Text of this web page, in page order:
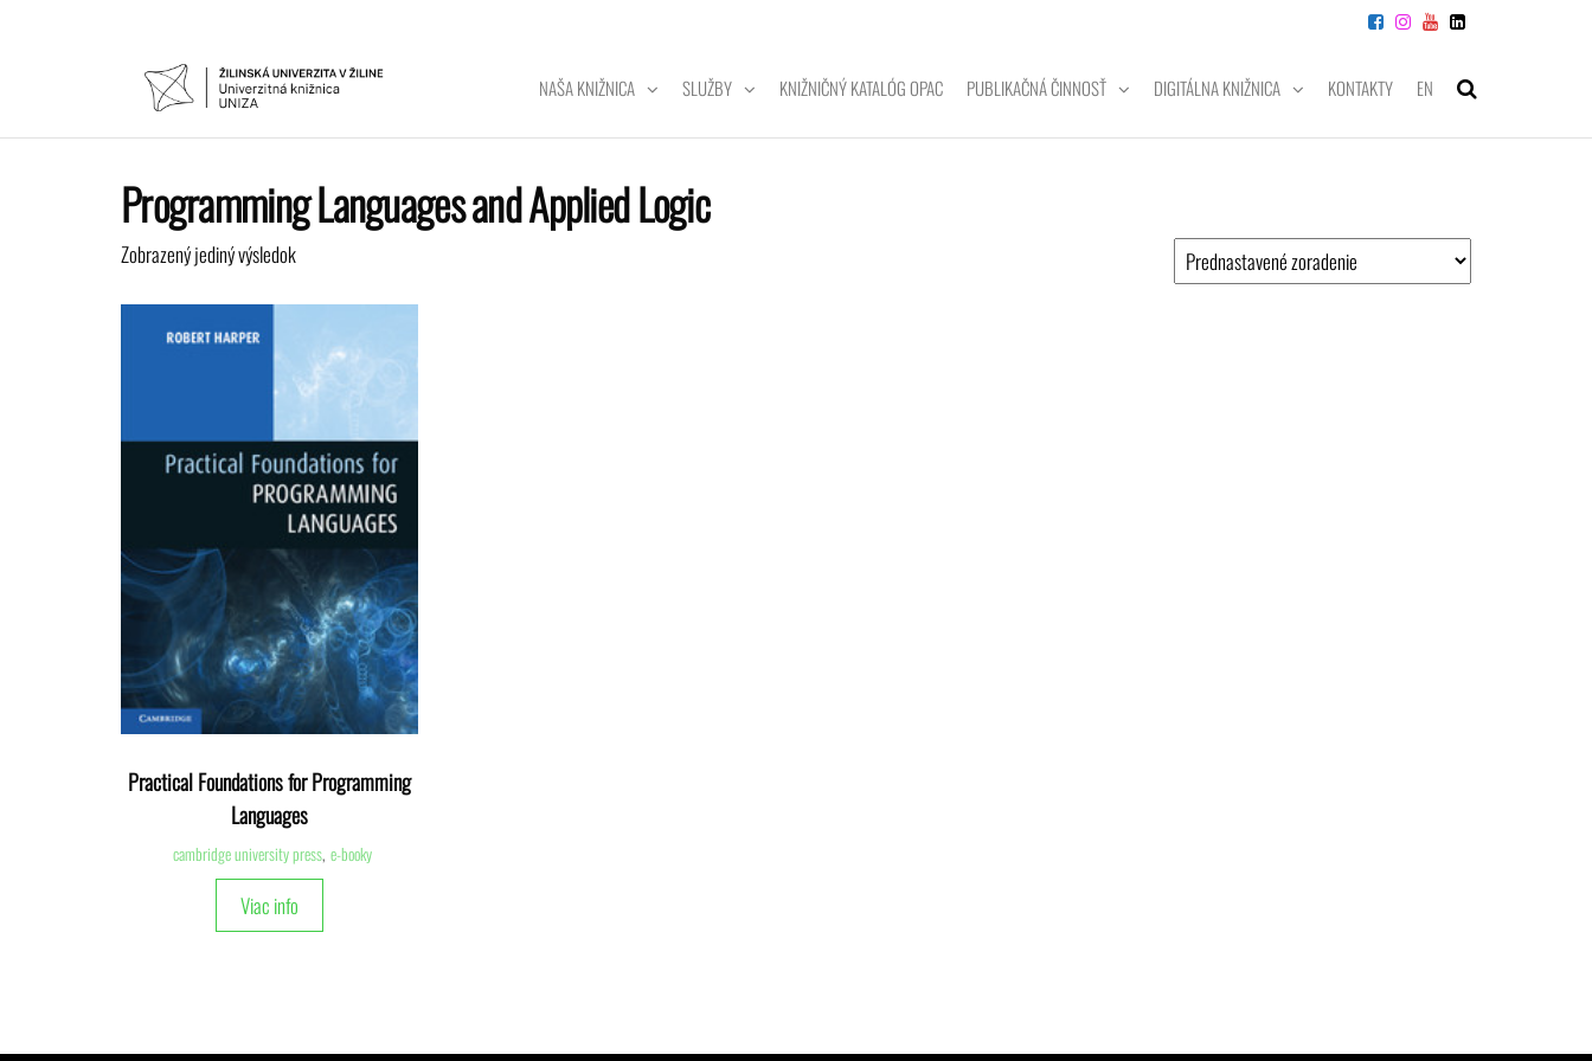
UNIVERZITNÁ
KNIŽNICA
NAŠA KNIŽNICA SLUŽBY KNIŽNIČNÝ KATALÓG OPAC PUBLIKAČNÁ ČINNOSŤ DIGITÁLNA KNIŽNICA KONTAKTY EN
Programming Languages and Applied Logic
Zobrazený jediný výsledok
Practical Foundations for Programming
Languages
cambridge university press, e-booky
Viac info